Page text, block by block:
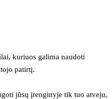
kuriuos galima naudoti
patirtį.
jūsų įrenginyje tik tuo atveju,